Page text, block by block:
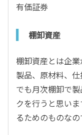
有価証券
棚卸資産
棚卸資産とは企
製品、原材料、
でも月次棚卸で
クを行うと思い
るためのものなの